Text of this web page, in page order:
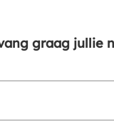
graag jullie